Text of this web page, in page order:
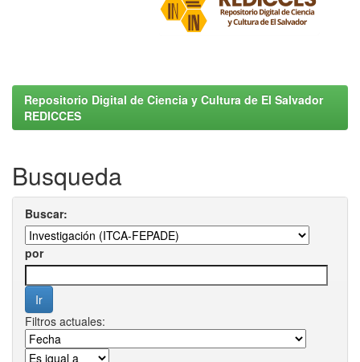
Repositorio Digital de Ciencia y Cultura de El Salvador
REDICCES
Busqueda
Buscar:
por
Filtros actuales: